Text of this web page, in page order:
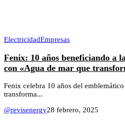
ElectricidadEmpresas
Fenix: 10 años beneficiando a
con «Agua de mar que
Fenix celebra 10 años del
transforma...
@revisenergy28 febrero, 2025